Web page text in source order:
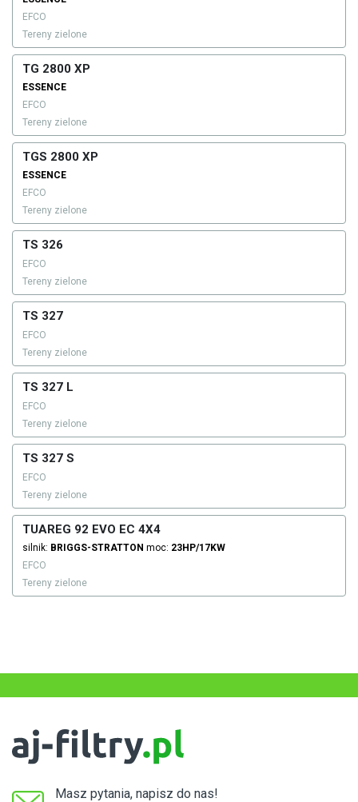
EFCO
Tereny zielone
TG 2800 XP
ESSENCE
EFCO
Tereny zielone
TGS 2800 XP
ESSENCE
EFCO
Tereny zielone
TS 326
EFCO
Tereny zielone
TS 327
EFCO
Tereny zielone
TS 327 L
EFCO
Tereny zielone
TS 327 S
EFCO
Tereny zielone
TUAREG 92 EVO EC 4X4
silnik: BRIGGS-STRATTON moc: 23HP/17KW
EFCO
Tereny zielone
Masz pytania, napisz do nas!